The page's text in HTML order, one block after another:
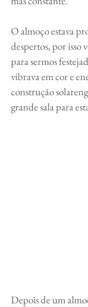
O almoço estava
despertos, por isso
para sermos
vibrava em cor e
construção
grande sala para
Depois de um